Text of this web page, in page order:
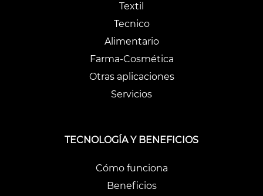
Textil
Tecnico
Alimentario
Farma-Cosmética
Otras aplicaciones
Servicios
TECNOLOGÍA Y BENEFICIOS
Cómo funciona
Beneficios